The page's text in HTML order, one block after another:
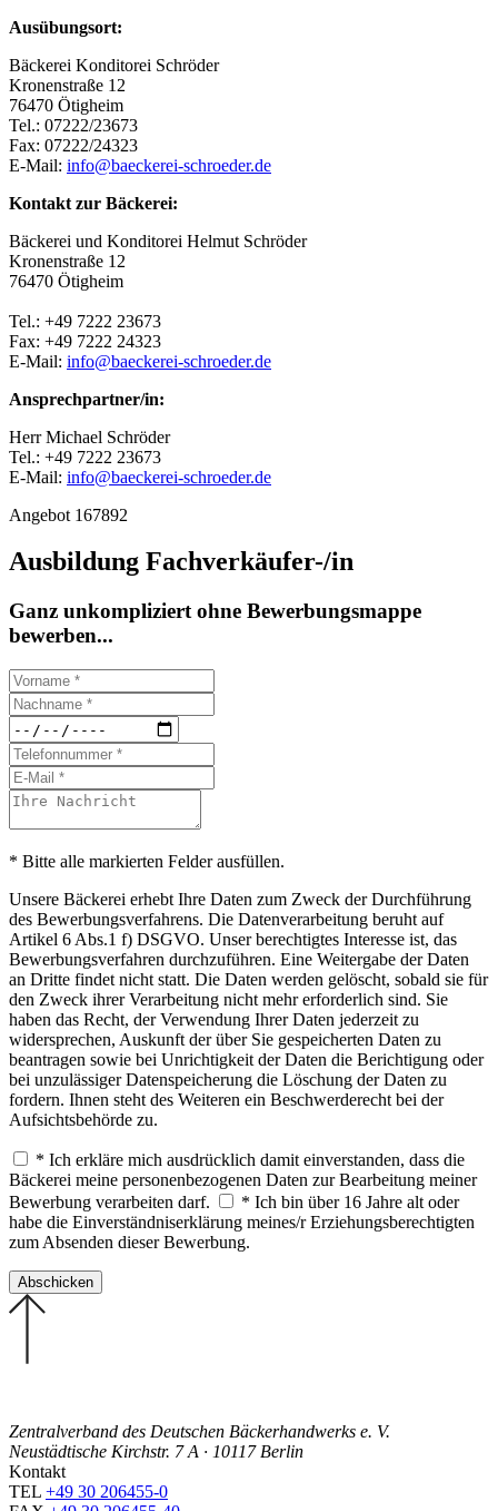
Ausübungsort:
Bäckerei Konditorei Schröder
Kronenstraße 12
76470 Ötigheim
Tel.: 07222/23673
Fax: 07222/24323
E-Mail: info@baeckerei-schroeder.de
Kontakt zur Bäckerei:
Bäckerei und Konditorei Helmut Schröder
Kronenstraße 12
76470 Ötigheim
Tel.: +49 7222 23673
Fax: +49 7222 24323
E-Mail: info@baeckerei-schroeder.de
Ansprechpartner/in:
Herr Michael Schröder
Tel.: +49 7222 23673
E-Mail: info@baeckerei-schroeder.de
Angebot 167892
Ausbildung Fachverkäufer-/in
Ganz unkompliziert ohne Bewerbungsmappe
bewerben...
* Bitte alle markierten Felder ausfüllen.
Unsere Bäckerei erhebt Ihre Daten zum Zweck der Durchführung
des Bewerbungsverfahrens. Die Datenverarbeitung beruht auf
Artikel 6 Abs.1 f) DSGVO. Unser berechtigtes Interesse ist, das
Bewerbungsverfahren durchzuführen. Eine Weitergabe der Daten
an Dritte findet nicht statt. Die Daten werden gelöscht, sobald sie für
den Zweck ihrer Verarbeitung nicht mehr erforderlich sind. Sie
haben das Recht, der Verwendung Ihrer Daten jederzeit zu
widersprechen, Auskunft der über Sie gespeicherten Daten zu
beantragen sowie bei Unrichtigkeit der Daten die Berichtigung oder
bei unzulässiger Datenspeicherung die Löschung der Daten zu
fordern. Ihnen steht des Weiteren ein Beschwerderecht bei der
Aufsichtsbehörde zu.
* Ich erkläre mich ausdrücklich damit einverstanden, dass die
Bäckerei meine personenbezogenen Daten zur Bearbeitung meiner
Bewerbung verarbeiten darf.
* Ich bin über 16 Jahre alt oder
habe die Einverständniserklärung meines/r Erziehungsberechtigten
zum Absenden dieser Bewerbung.
Zentralverband des Deutschen Bäckerhandwerks e. V.
Neustädtische Kirchstr. 7 A · 10117 Berlin
Kontakt
TEL +49 30 206455-0